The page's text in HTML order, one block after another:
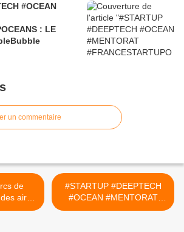
#OCEAN
: LE
InvisibleBubble
un commentaire
aires
du
#STARTUP #DEEPTECH
#OCEAN #MENTORAT
#FRANCESTARTUPOCEAN